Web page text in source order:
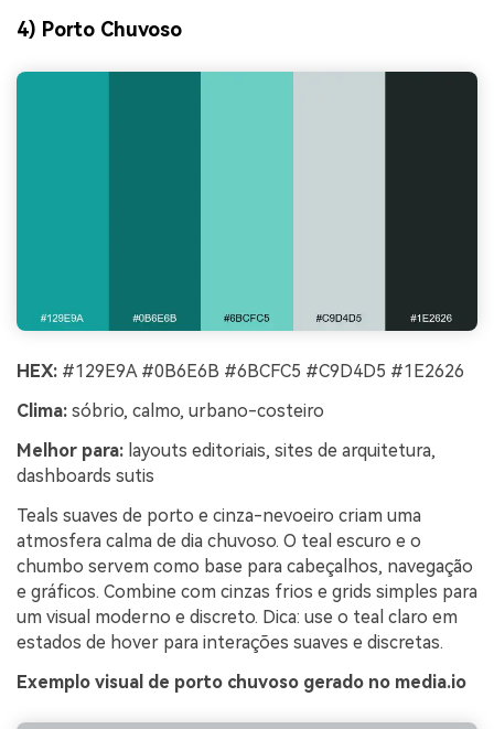
4) Porto Chuvoso
HEX: #129E9A #0B6E6B #6BCFC5 #C9D4D5 #1E2626
Clima: sóbrio, calmo, urbano-costeiro
Melhor para: layouts editoriais, sites de arquitetura,
dashboards sutis
Teals suaves de porto e cinza-nevoeiro criam uma
atmosfera calma de dia chuvoso. O teal escuro e o
chumbo servem como base para cabeçalhos, navegação
e gráficos. Combine com cinzas frios e grids simples para
um visual moderno e discreto. Dica: use o teal claro em
estados de hover para interações suaves e discretas.
Exemplo visual de porto chuvoso gerado no media.io